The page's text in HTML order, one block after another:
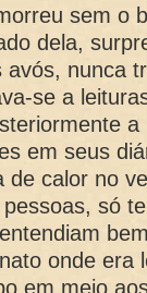
sem o
dela,
avós, nunca
se a
em seus
de calor no
só
onde era
em meio